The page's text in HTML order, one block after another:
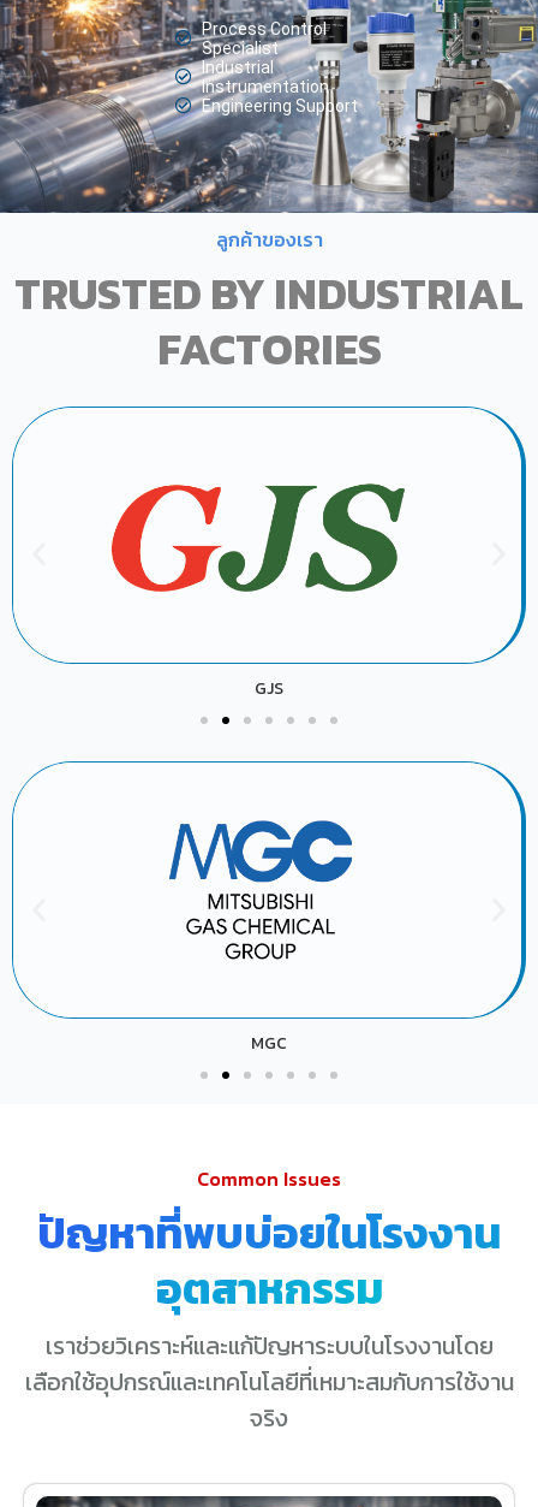
Process Control
Specialist
Industrial
Instrumentation
Engineering Support
ลูกค้าของเรา
TRUSTED BY INDUSTRIAL
FACTORIES
GJS
MGC
Common Issues
ปัญหาที่พบบ่อยในโรงงาน
อุตสาหกรรม
เราช่วยวิเคราะห์และแก้ปัญหาระบบในโรงงานโดย
เลือกใช้อุปกรณ์และเทคโนโลยีที่เหมาะสมกับการใช้งาน
จริง